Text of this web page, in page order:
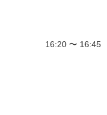
16:20 〜 16:45